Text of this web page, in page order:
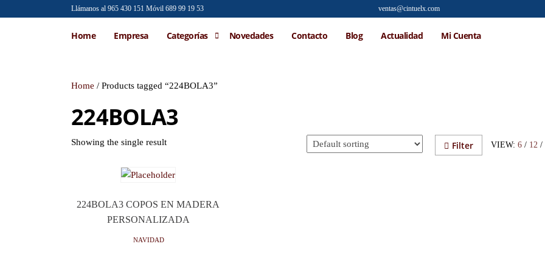
Llámanos al 965 430 151 Móvil 689 99 19 53 ventas@cintuelx.com
Emilio
Faraoni
por
Home Empresa Categorías Novedades Contacto Blog Actualidad Mi Cuenta
Home / Products tagged “224BOLA3”
224BOLA3
VIEW: 6 / 12 /
Filter
Showing the single result
224BOLA3 COPOS EN MADERA
PERSONALIZADA
NAVIDAD